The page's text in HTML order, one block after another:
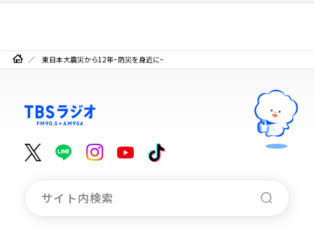
東日本大震災から12年~防災を身近に~